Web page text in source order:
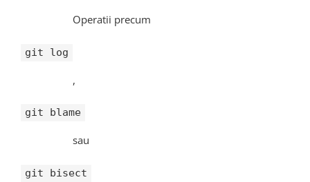
Operatii precum
git log
,
git blame
sau
git bisect